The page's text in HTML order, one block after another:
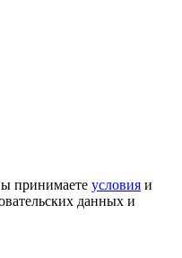
принимаете условия и
данных и